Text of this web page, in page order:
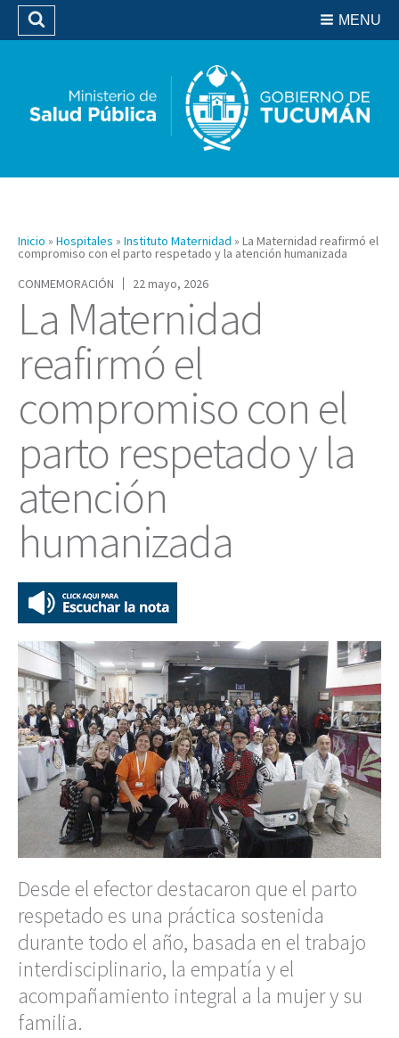
Biblioteca
MENU
Buscar
Inicio » Hospitales » Instituto Maternidad » La Maternidad reafirmó el
compromiso con el parto respetado y la atención humanizada
CONMEMORACIÓN
22 mayo, 2026
La Maternidad
reafirmó el
compromiso con el
parto respetado y la
atención
humanizada
Desde el efector destacaron que el parto
respetado es una práctica sostenida
durante todo el año, basada en el trabajo
interdisciplinario, la empatía y el
acompañamiento integral a la mujer y su
familia.